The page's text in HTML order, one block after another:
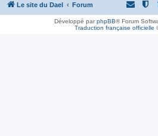
Le site du Dael Forum
Développé parphpBB® Forum
Traduction française officielle